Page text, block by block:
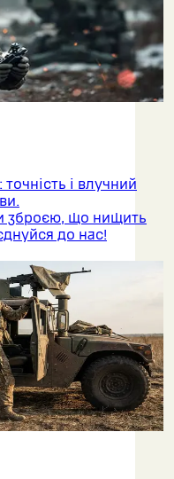
і влучний
зброєю, що нищить
до нас!